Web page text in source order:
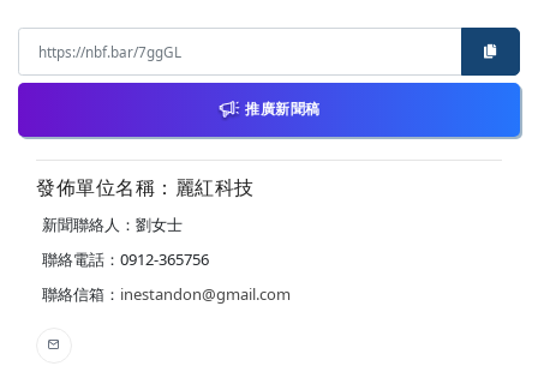
推廣新聞稿
發佈單位名稱：麗紅科技
新聞聯絡人：劉女士
聯絡電話：0912-365756
聯絡信箱： inestandon@gmail.com